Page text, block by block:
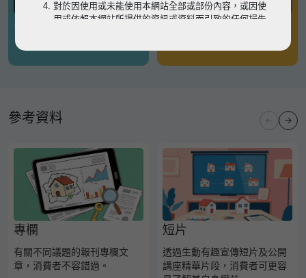
有關凶宅
參考資料
專欄
有關不同議題的報刊專欄文
章，消費者不容錯過。
短片
透過生動有趣宣傳短片及公開
講座精華片段，消費者可更容
對於因使用或未能使用本網站全部或部份內容，或因使
用或依賴本網站所提供的資訊或資料而引致的任何損失
瀏覽以細閱本網站使用條款的完整版本。如有任